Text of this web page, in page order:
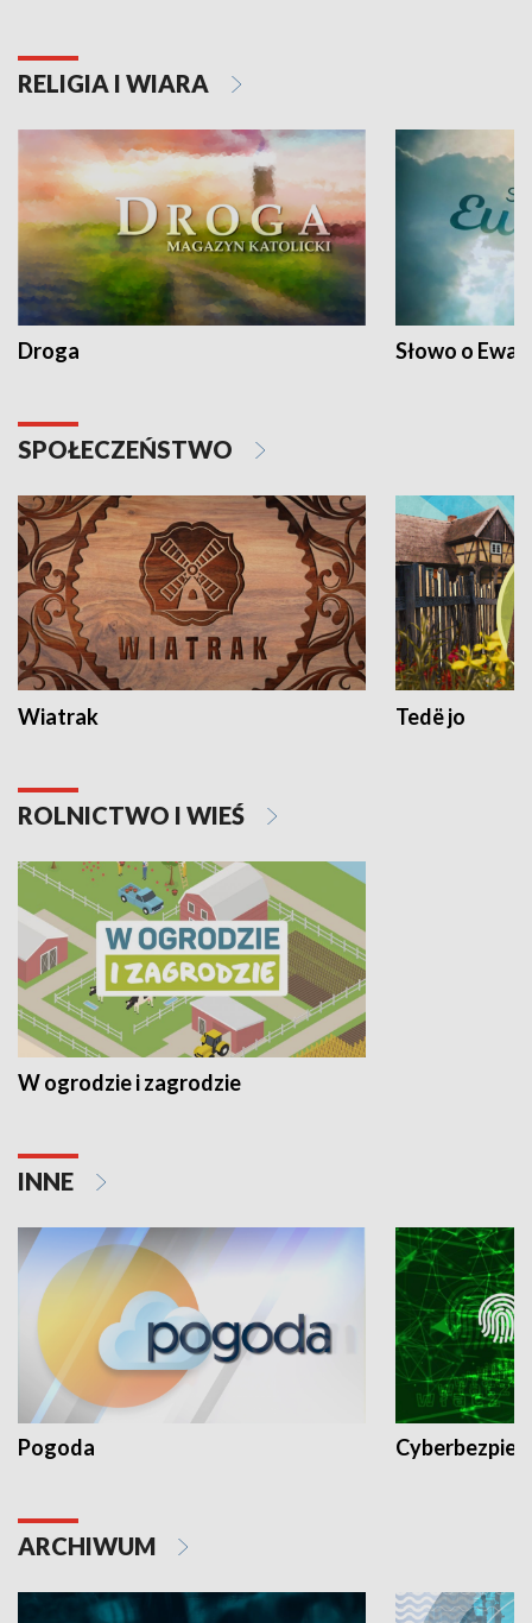
RELIGIA I WIARA
Droga Słowo o
SPOŁECZEŃSTWO
Wiatrak Tedë jo
ROLNICTWO I WIEŚ
W ogrodzie i zagrodzie
INNE
Pogoda
ARCHIWUM